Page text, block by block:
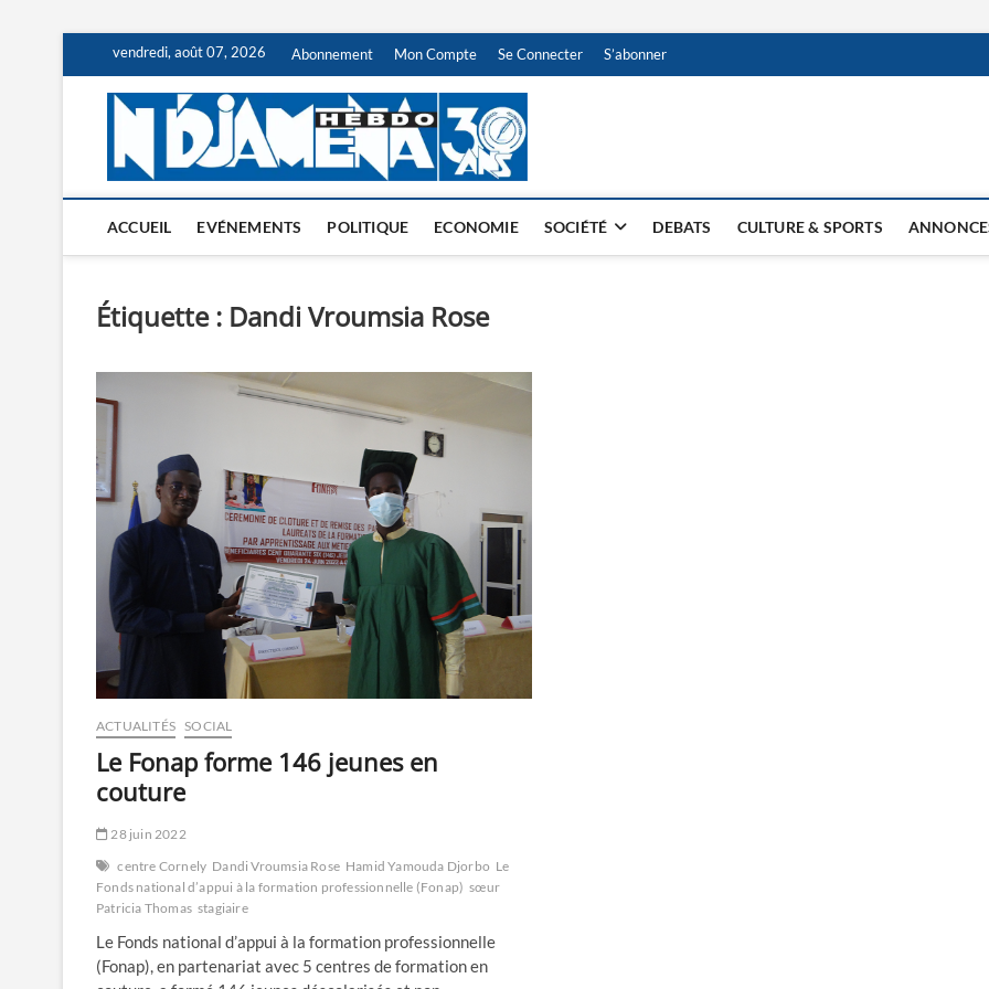
content
vendredi, août 07, 2026 Abonnement Mon Compte Se Connecter S’abonner
NDJAMENA HEBDO
ACCUEIL EVÉNEMENTS POLITIQUE ECONOMIE SOCIÉTÉ DEBATS CULTURE & SPORTS
Étiquette : Dandi Vroumsia Rose
ACTUALITÉS SOCIAL
Le Fonap forme 146 jeunes en
couture
28 juin 2022
centre Cornely Dandi Vroumsia Rose Hamid Yamouda Djorbo Le
Fonds national d’appui à la formation professionnelle (Fonap) sœur
Patricia Thomas stagiaire
Le Fonds national d’appui à la formation professionnelle
(Fonap), en partenariat avec 5 centres de formation en